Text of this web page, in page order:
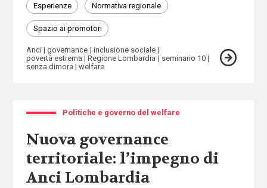
Esperienze Normativa regionale
Spazio ai promotori
Anci governance
inclusione sociale
povertà estrema
Regione Lombardia
seminario 10
senza dimora
welfare
Politiche e governo del welfare
Nuova governance
territoriale: l’impegno di
Anci Lombardia